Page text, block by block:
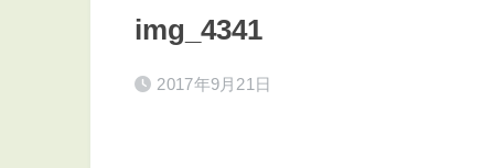
img_4341
2017年9月21日